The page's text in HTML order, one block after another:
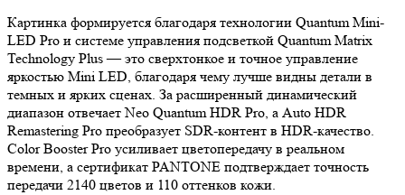
Картинка формируется благодаря технологии Quantum Mini-
LED Pro и системе управления подсветкой Quantum Matrix
Technology Plus — это сверхтонкое и точное управление
яркостью Mini LED, благодаря чему лучше видны детали в
темных и ярких сценах. За расширенный динамический
диапазон отвечает Neo Quantum HDR Pro, а Auto HDR
Remastering Pro преобразует SDR-контент в HDR-качество.
Color Booster Pro усиливает цветопередачу в реальном
времени, а сертификат PANTONE подтверждает точность
передачи 2140 цветов и 110 оттенков кожи.